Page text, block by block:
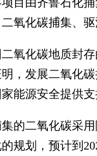
氧化碳捕集、驱
化碳地质封存
，发展二氧化
能源安全提供支
二氧化碳采用
规划，预计到